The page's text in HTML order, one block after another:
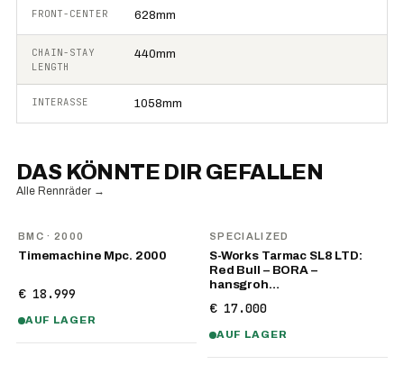
FRONT-CENTER 628mm
CHAIN-STAY
LENGTH
440mm
INTERASSE 1058mm
DAS KÖNNTE DIR GEFALLEN
Alle Rennräder →
BMC · 2000
Timemachine Mpc. 2000
€ 18.999
AUF LAGER
SPECIALIZED
S-Works Tarmac SL8 LTD:
Red Bull – BORA –
hansgroh…
€ 17.000
AUF LAGER